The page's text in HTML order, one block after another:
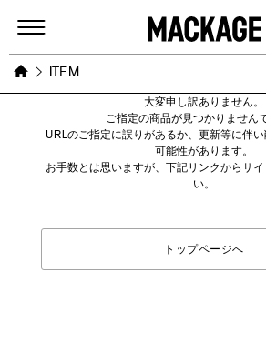
ITEM
大変申し訳ありません。
ご指定の商品が見つかりません
URLのご指定に誤りがあるか、更新等に伴
可能性があります。
お手数とは思いますが、下記リンクからサ
い。
トップページへ